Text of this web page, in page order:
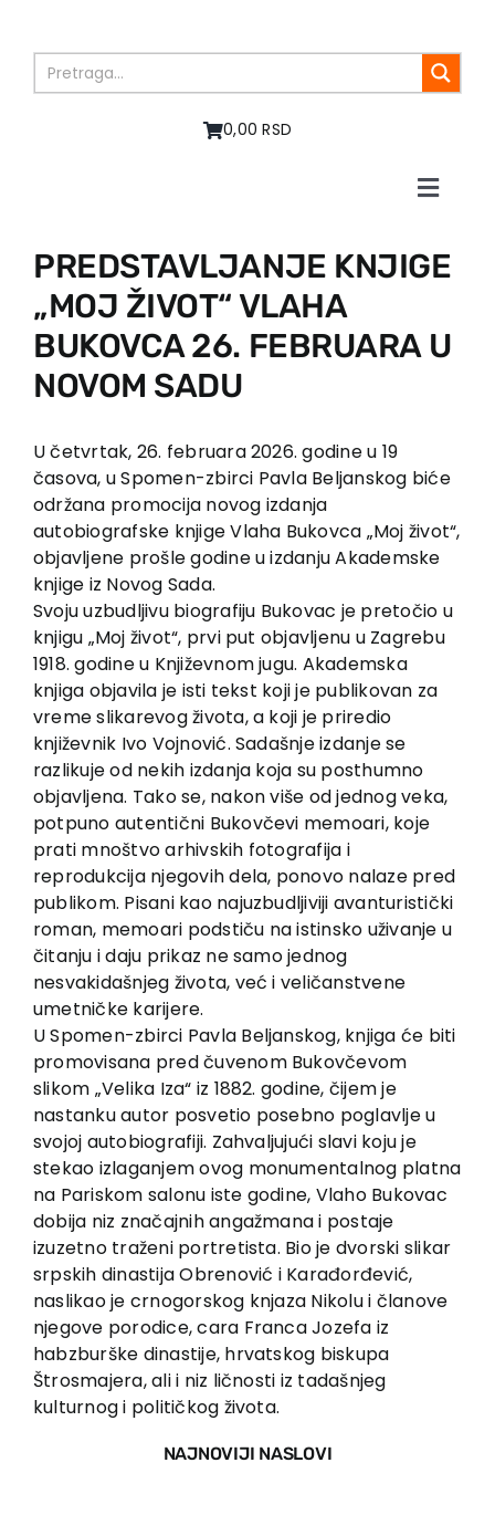
content
0,00 RSD
Toggle
O nama
Knjige
U pripremi
Autori
EU PROJEKTI
Kontakt
PREDSTAVLJANJE KNJIGE
„MOJ ŽIVOT“ VLAHA
BUKOVCA 26. FEBRUARA U
NOVOM SADU
U četvrtak, 26. februara 2026. godine u 19
časova, u Spomen-zbirci Pavla Beljanskog biće
održana promocija novog izdanja
autobiografske knjige Vlaha Bukovca „Moj život“,
objavljene prošle godine u izdanju Akademske
knjige iz Novog Sada.
Svoju uzbudljivu biografiju Bukovac je pretočio u
knjigu „Moj život“, prvi put objavljenu u Zagrebu
1918. godine u Književnom jugu. Akademska
knjiga objavila je isti tekst koji je publikovan za
vreme slikarevog života, a koji je priredio
književnik Ivo Vojnović. Sadašnje izdanje se
razlikuje od nekih izdanja koja su posthumno
objavljena. Tako se, nakon više od jednog veka,
potpuno autentični Bukovčevi memoari, koje
prati mnoštvo arhivskih fotografija i
reprodukcija njegovih dela, ponovo nalaze pred
publikom. Pisani kao najuzbudljiviji avanturistički
roman, memoari podstiču na istinsko uživanje u
čitanju i daju prikaz ne samo jednog
nesvakidašnjeg života, već i veličanstvene
umetničke karijere.
U Spomen-zbirci Pavla Beljanskog, knjiga će biti
promovisana pred čuvenom Bukovčevom
slikom „Velika Iza“ iz 1882. godine, čijem je
nastanku autor posvetio posebno poglavlje u
svojoj autobiografiji. Zahvaljujući slavi koju je
stekao izlaganjem ovog monumentalnog platna
na Pariskom salonu iste godine, Vlaho Bukovac
dobija niz značajnih angažmana i postaje
izuzetno traženi portretista. Bio je dvorski slikar
srpskih dinastija Obrenović i Karađorđević,
naslikao je crnogorskog knjaza Nikolu i članove
njegove porodice, cara Franca Jozefa iz
habzburške dinastije, hrvatskog biskupa
Štrosmajera, ali i niz ličnosti iz tadašnjeg
kulturnog i političkog života.
NAJNOVIJI NASLOVI